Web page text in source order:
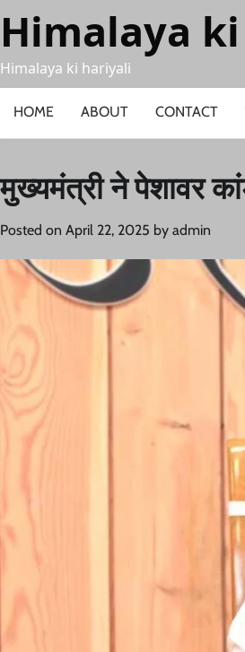
to
content
Himalaya
Himalaya ki hariyali
HOME ABOUT CONTACT
मुख्यमंत्री ने पेशावर
Posted on April 22, 2025 by admin